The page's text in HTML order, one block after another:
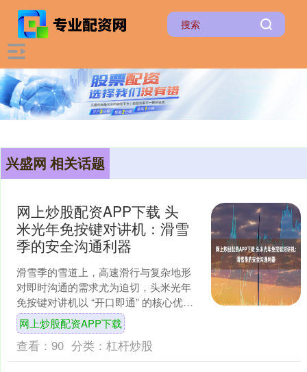
兴盛网 相关话题
网上炒股配资APP下载 头
米光年免按键对讲机：滑雪
季的安全沟通利器
滑雪季的雪道上，高速滑行与复杂地形
对即时沟通的需求尤为迫切，头米光年
免按键对讲机以 “开口即通” 的核心优
势，成为滑雪爱好者的必备装备。 其最
突出的价值在于极致....
网上炒股配资APP下载
查看： 90 分类： 杠杆炒股